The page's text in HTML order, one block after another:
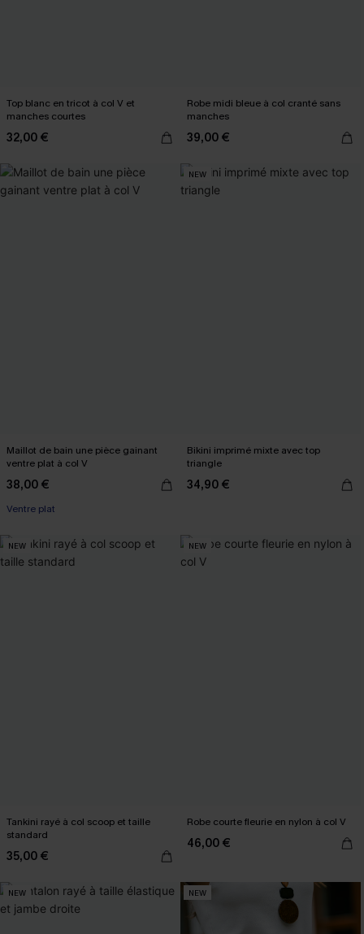
Top blanc en tricot à col V et
manches courtes
32,00 €
Robe midi bleue à col cranté sans
manches
39,00 €
Maillot de bain une pièce gainant
ventre plat à col V
38,00 €
Ventre plat
NEW
Bikini imprimé mixte avec top
triangle
34,90 €
NEW
Tankini rayé à col scoop et taille
standard
35,00 €
NEW
Robe courte fleurie en nylon à col V
46,00 €
NEW NEW